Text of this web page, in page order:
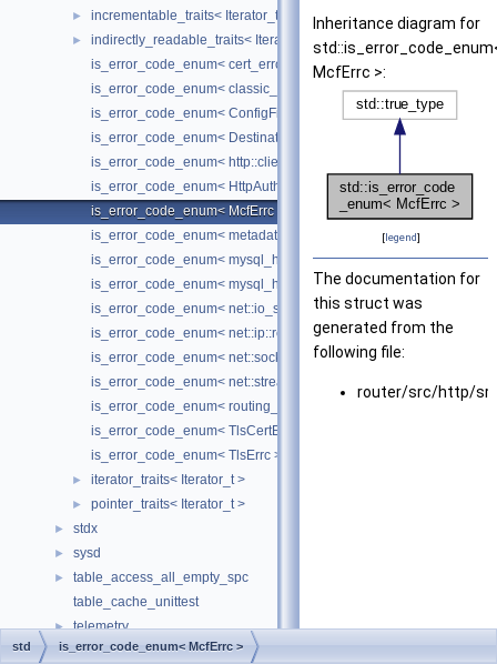
► incrementable_traits< Iterator_t >
►
indirectly_readable_traits< Iterator_t >
is_error_code_enum< cert_errc >
is_error_code_enum< classic_protocol::codec_errc >
is_error_code_enum< ConfigFilePathValidatorErrc >
is_error_code_enum< DestinationsErrc >
is_error_code_enum< http::client::FailureCode >
is_error_code_enum< HttpAuthErrc >
is_error_code_enum< McfErrc >
is_error_code_enum< metadata_cache::metadata_errc >
is_error_code_enum< mysql_harness::DynamicLoaderErrc >
is_error_code_enum<
is_error_code_enum< net::io_service_errc >
is_error_code_enum< net::ip::resolver_errc >
is_error_code_enum< net::socket_errc >
is_error_code_enum< net::stream_errc >
is_error_code_enum< routing_guidelines::routing_guidelines_errc
is_error_code_enum< TlsCertErrc >
is_error_code_enum< TlsErrc >
► iterator_traits< Iterator_t >
► pointer_traits< Iterator_t >
► stdx
► sysd
►
table_access_all_empty_spc
table_cache_unittest
► telemetry
► temptable
Inheritance diagram for
McfErrc >:
[legend]
The documentation for
this struct was
generated from the
following file:
router/src/http/
std is_error_code_enum< McfErrc >